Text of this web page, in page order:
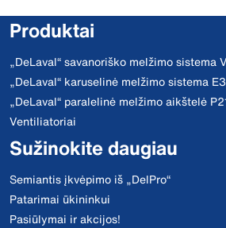
Produktai
„DeLaval“ savanoriško melžimo sistema
„DeLaval“ karuselinė melžimo sistema
„DeLaval“ paralelinė melžimo aikštelė
Ventiliatoriai
Sužinokite daugiau
Semiantis įkvėpimo iš „DelPro“
Patarimai ūkininkui
Pasiūlymai ir akcijos!